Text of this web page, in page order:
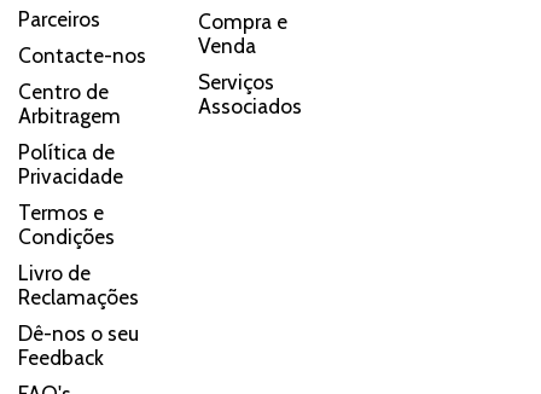
Parceiros
Contacte-nos
Centro de
Arbitragem
Política de
Privacidade
Termos e
Condições
Livro de
Reclamações
Dê-nos o seu
Feedback
Compra e
Venda
Serviços
Associados